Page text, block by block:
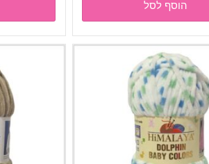
הוסף לסל